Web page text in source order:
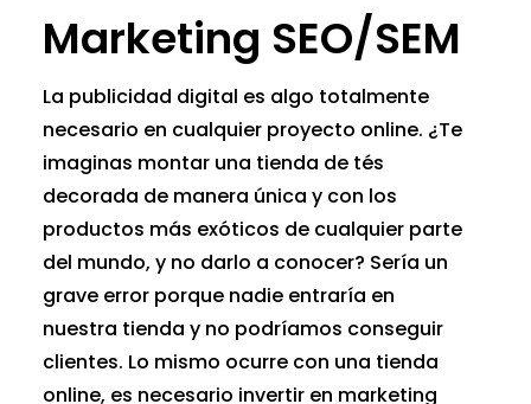
Marketing SEO/SEM
La publicidad digital es algo totalmente
necesario en cualquier proyecto online. ¿Te
imaginas montar una tienda de tés
decorada de manera única y con los
productos más exóticos de cualquier parte
del mundo, y no darlo a conocer? Sería un
grave error porque nadie entraría en
nuestra tienda y no podríamos conseguir
clientes. Lo mismo ocurre con una tienda
online, es necesario invertir en marketing